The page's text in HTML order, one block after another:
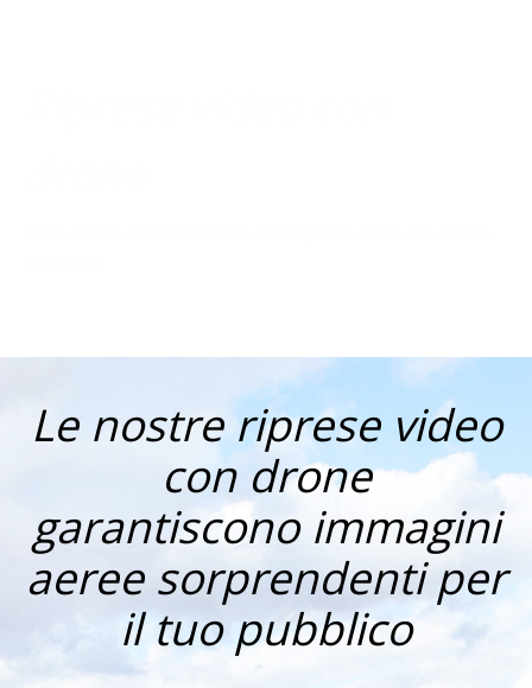
Le nostre riprese video
con drone
garantiscono immagini
aeree sorprendenti per
il tuo pubblico